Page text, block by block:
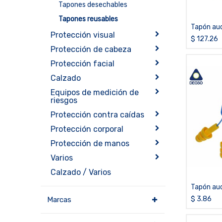
Tapones desechables
Tapones reusables
Protección visual
Protección de cabeza
Protección facial
Calzado
Equipos de medición de
riesgos
Protección contra caídas
Protección corporal
Protección de manos
Varios
Calzado / Varios
Marcas
Tapón
3M™ E-A-
$ 127.26
Tapón
sin
$ 3.86